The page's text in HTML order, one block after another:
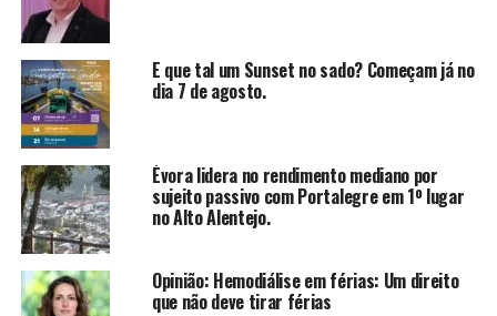
E que tal um Sunset no sado? Começam já no
dia 7 de agosto.
Évora lidera no rendimento mediano por
sujeito passivo com Portalegre em 1º lugar
no Alto Alentejo.
Opinião: Hemodiálise em férias: Um direito
que não deve tirar férias